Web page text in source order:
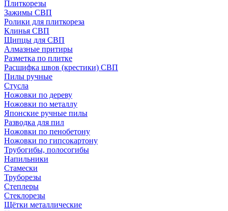
Плиткорезы
Зажимы СВП
Ролики для плиткореза
Клинья СВП
Щипцы для СВП
Алмазные притиры
Разметка по плитке
Расшифка швов (крестики) СВП
Пилы ручные
Стусла
Ножовки по дереву
Ножовки по металлу
Японские ручные пилы
Разводка для пил
Ножовки по пенобетону
Ножовки по гипсокартону
Трубогибы, полосогибы
Напильники
Стамески
Труборезы
Степлеры
Стеклорезы
Щётки металлические